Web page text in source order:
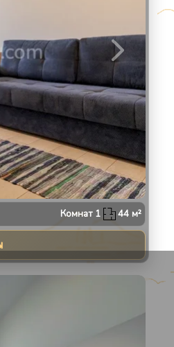
Комнат 1 44 м²